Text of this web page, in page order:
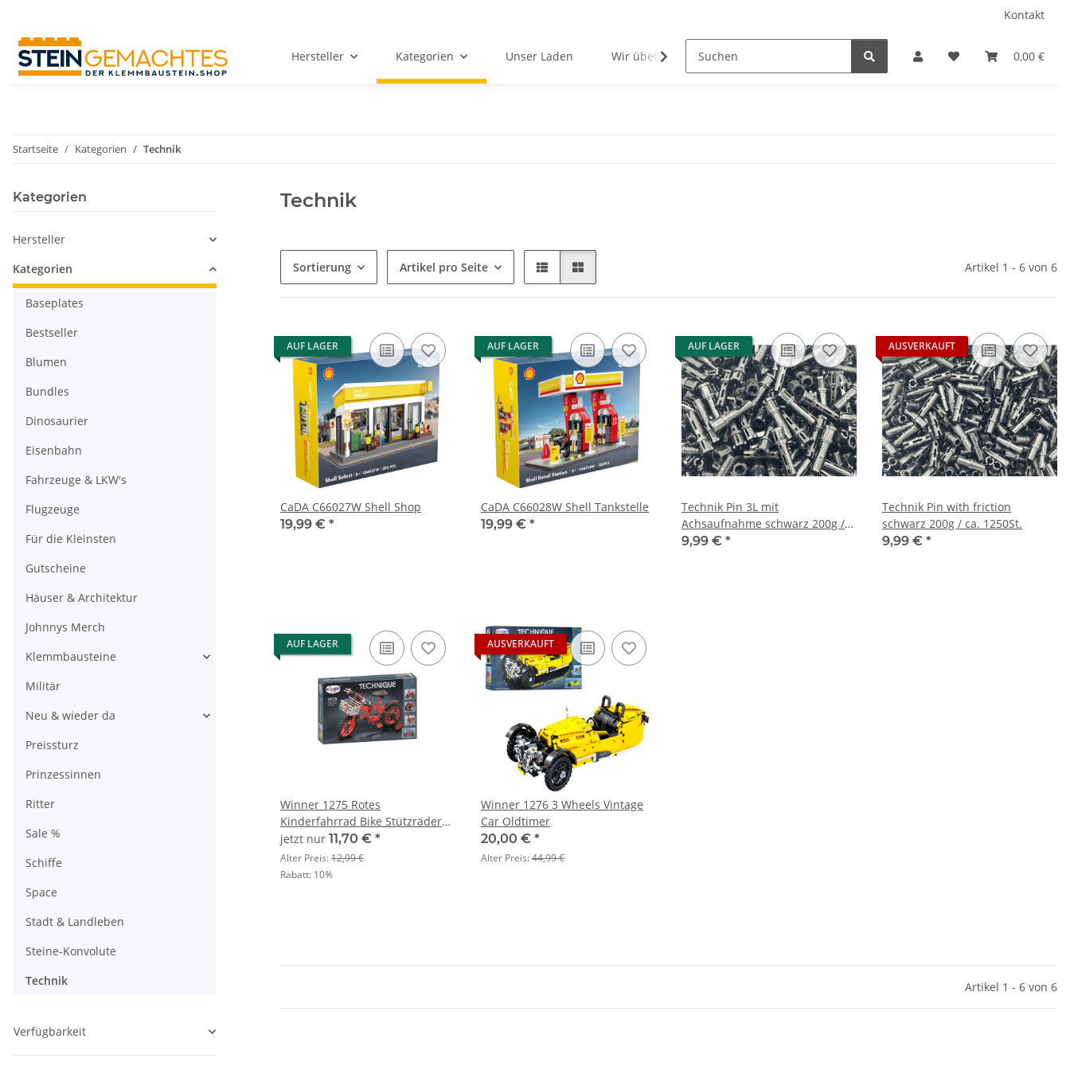
Kontakt
0,00 €
Hersteller Kategorien Unser Laden Wir über uns
Startseite Kategorien Technik
Technik
Sortierung Artikel pro Seite Artikel 1 - 6 von 6
AUF LAGER
CaDA C66027W Shell Shop
19,99 € *
AUF LAGER
CaDA C66028W Shell Tankstelle
19,99 € *
AUF LAGER
Technik Pin 3L mit
Achsaufnahme schwarz 200g /
ca. 570St.
9,99 € *
AUSVERKAUFT
Technik Pin with friction
schwarz 200g / ca. 1250St.
9,99 € *
AUF LAGER
Winner 1275 Rotes
Kinderfahrrad Bike Stützräder
Rad
jetzt nur 11,70 € *
Alter Preis:12,99 €
Rabatt: 10%
AUSVERKAUFT
Winner 1276 3 Wheels Vintage
Car Oldtimer
20,00 € *
Alter Preis:44,99 €
Artikel 1 - 6 von 6
Kategorien
Hersteller
Kategorien
Baseplates
Bestseller
Blumen
Bundles
Dinosaurier
Eisenbahn
Fahrzeuge & LKW's
Flugzeuge
Für die Kleinsten
Gutscheine
Häuser & Architektur
Johnnys Merch
Klemmbausteine
Militär
Neu & wieder da
Preissturz
Prinzessinnen
Ritter
Sale %
Schiffe
Space
Stadt & Landleben
Steine-Konvolute
Technik
Verfügbarkeit